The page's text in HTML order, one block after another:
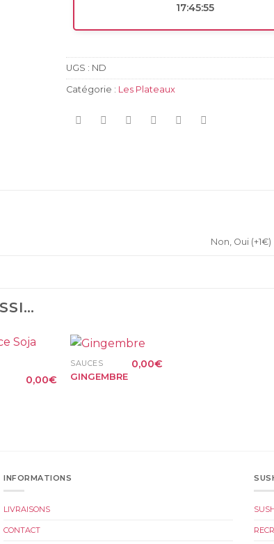
17:45:55
UGS : ND
Catégorie : Les Plateaux
Non, Oui (+1€)
0,00€
+
SAUCES
GINGEMBRE
0,00€
INFORMATIONS
LIVRAISONS
CONTACT